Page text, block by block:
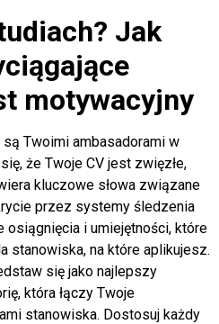
Jak
motywacyjny
Twoimi ambasadorami w
że Twoje CV jest zwięzłe,
kluczowe słowa związane
przez systemy śledzenia
osiągnięcia i umiejętności, które
stanowiska, na które aplikujesz.
się jako najlepszy
która łączy Twoje
stanowiska. Dostosuj każdy